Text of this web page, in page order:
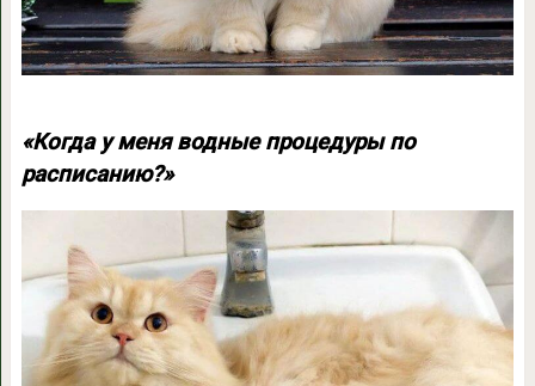
«Когда у меня водные процедуры по
расписанию?»